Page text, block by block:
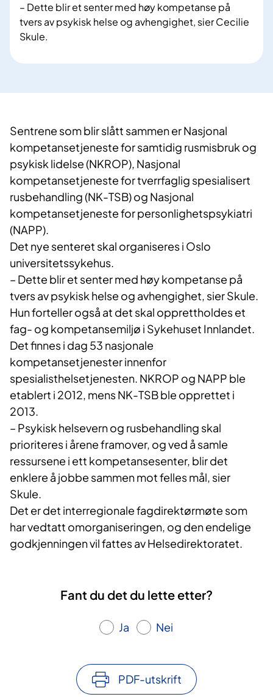
– Dette blir et senter med høy kompetanse på
tvers av psykisk helse og avhengighet, sier Cecilie
Skule.
Sentrene som blir slått sammen er Nasjonal
kompetansetjeneste for samtidig rusmisbruk og
psykisk lidelse (NKROP), Nasjonal
kompetansetjeneste for tverrfaglig spesialisert
rusbehandling (NK-TSB) og Nasjonal
kompetansetjeneste for personlighetspsykiatri
(NAPP).
Det nye senteret skal organiseres i Oslo
universitetssykehus.
– Dette blir et senter med høy kompetanse på
tvers av psykisk helse og avhengighet, sier Skule.
Hun forteller også at det skal opprettholdes et
fag- og kompetansemiljø i Sykehuset Innlandet.
Det finnes i dag 53 nasjonale
kompetansetjenester innenfor
spesialisthelsetjenesten. NKROP og NAPP ble
etablert i 2012, mens NK-TSB ble opprettet i
2013.
– Psykisk helsevern og rusbehandling skal
prioriteres i årene framover, og ved å samle
ressursene i ett kompetansesenter, blir det
enklere å jobbe sammen mot felles mål, sier
Skule.
Det er det interregionale fagdirektørmøte som
har vedtatt omorganiseringen, og den endelige
godkjenningen vil fattes av Helsedirektoratet.
Fant du det du lette etter?
Ja Nei
PDF-utskrift